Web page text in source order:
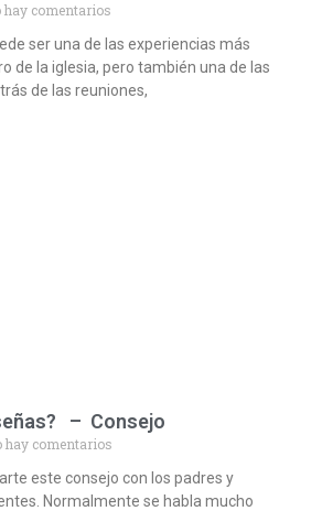
hay comentarios
ser una de las experiencias más
de la iglesia, pero también una de las
de las reuniones,
– Consejo
hay comentarios
este consejo con los padres y
Normalmente se habla mucho